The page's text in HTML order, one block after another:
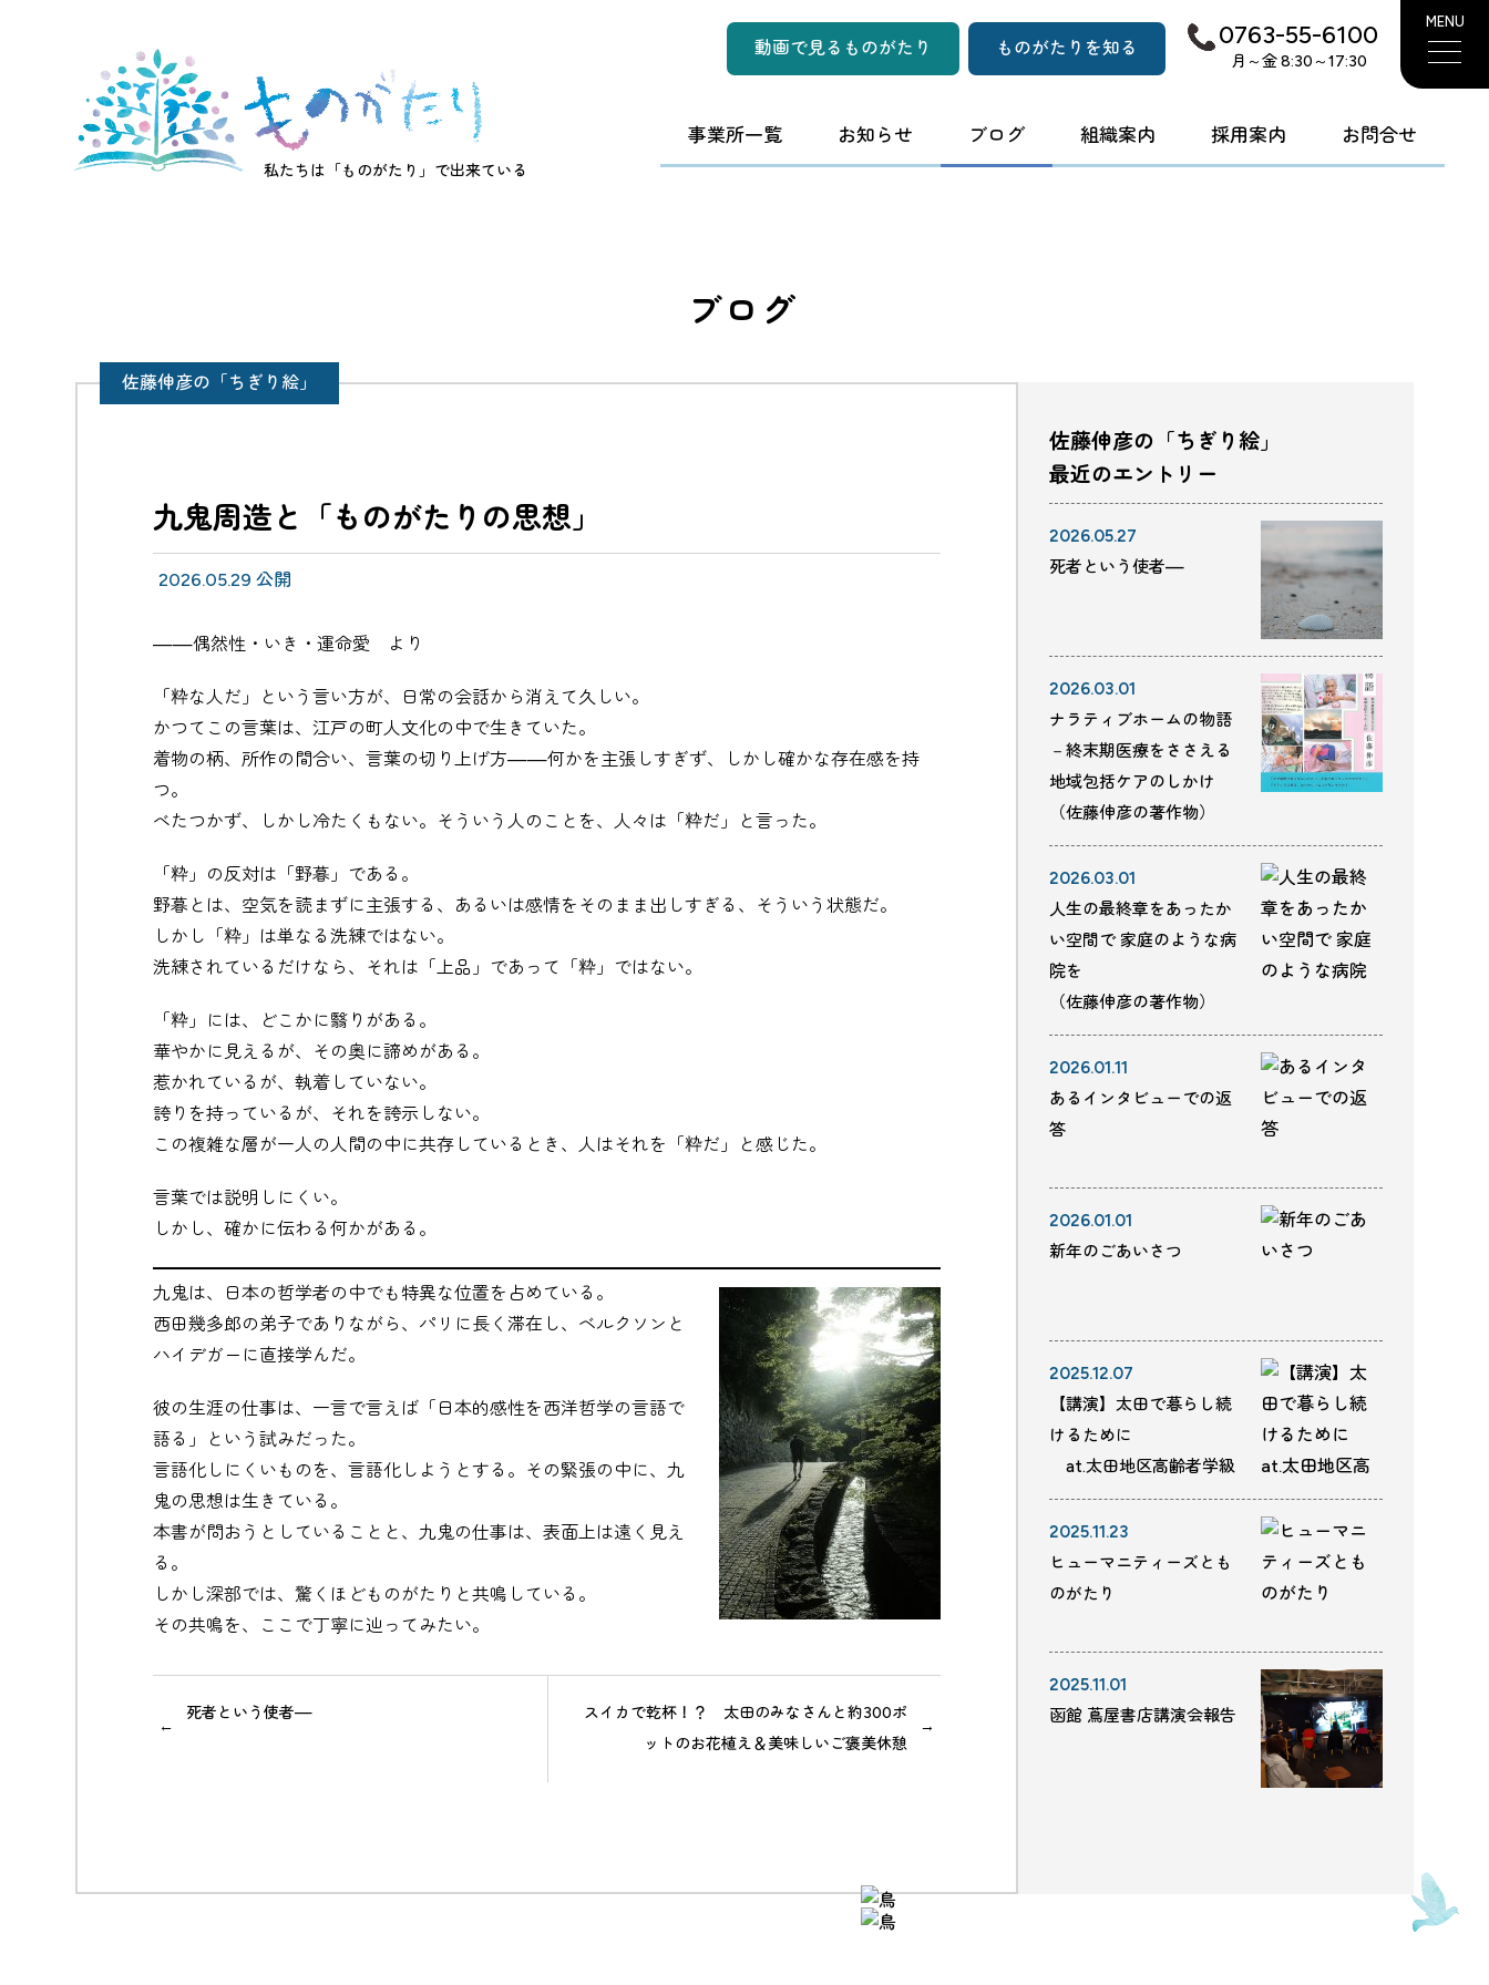
MENU
私たちは「ものがたり」で出来ている
動画で見るものがたり ものがたりを知る 0763-55-6100
月～金 8:30～17:30
事業所一覧 お知らせ ブログ 組織案内 採用案内 お問合せ
ブログ
佐藤伸彦の「ちぎり絵」
九鬼周造と「ものがたりの思想」
2026.05.29 公開
——偶然性・いき・運命愛 より
「粋な人だ」という言い方が、日常の会話から消えて久しい。
かつてこの言葉は、江戸の町人文化の中で生きていた。
着物の柄、所作の間合い、言葉の切り上げ方——何かを主張しすぎず、しかし確かな存在感を持
つ。
べたつかず、しかし冷たくもない。そういう人のことを、人々は「粋だ」と言った。
「粋」の反対は「野暮」である。
野暮とは、空気を読まずに主張する、あるいは感情をそのまま出しすぎる、そういう状態だ。
しかし「粋」は単なる洗練ではない。
洗練されているだけなら、それは「上品」であって「粋」ではない。
「粋」には、どこかに翳りがある。
華やかに見えるが、その奥に諦めがある。
惹かれているが、執着していない。
誇りを持っているが、それを誇示しない。
この複雑な層が一人の人間の中に共存しているとき、人はそれを「粋だ」と感じた。
言葉では説明しにくい。
しかし、確かに伝わる何かがある。
九鬼は、日本の哲学者の中でも特異な位置を占めている。
西田幾多郎の弟子でありながら、パリに長く滞在し、ベルクソンと
ハイデガーに直接学んだ。
彼の生涯の仕事は、一言で言えば「日本的感性を西洋哲学の言語で
語る」という試みだった。
言語化しにくいものを、言語化しようとする。その緊張の中に、九
鬼の思想は生きている。
本書が問おうとしていることと、九鬼の仕事は、表面上は遠く見え
る。
しかし深部では、驚くほどものがたりと共鳴している。
その共鳴を、ここで丁寧に辿ってみたい。
死者という使者—
スイカで乾杯！？ 太田のみなさんと約300ポ
ットのお花植え＆美味しいご褒美休憩
佐藤伸彦の「ちぎり絵」
最近のエントリー
2026.05.27
死者という使者—
2026.03.01
ナラティブホームの物語
－終末期医療をささえる
地域包括ケアのしかけ
（佐藤伸彦の著作物）
2026.03.01
人生の最終章をあったか
い空間で 家庭のような病
院を
（佐藤伸彦の著作物）
2026.01.11
あるインタビューでの返
答
2026.01.01
新年のごあいさつ
2025.12.07
【講演】太田で暮らし続
けるために
at.太田地区高齢者学級
2025.11.23
ヒューマニティーズとも
のがたり
2025.11.01
函館 蔦屋書店講演会報告